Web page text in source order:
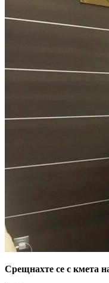
Срещнахте се с кмета